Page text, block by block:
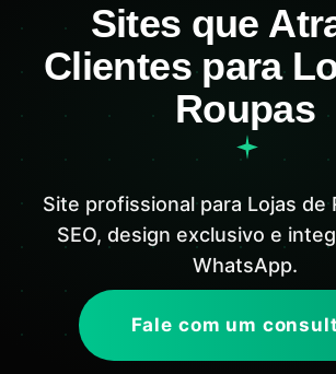
Sites que
Clientes para
Roupas
Site profissional para Lojas de
SEO, design exclusivo e
WhatsApp.
Fale com um